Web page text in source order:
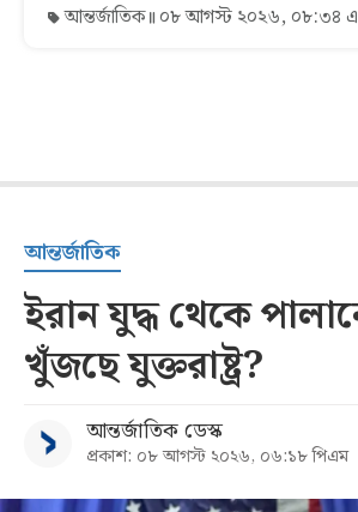
আন্তর্জাতিক ০৮ আগস্ট ২০২৬, ০৮:৩৪
আন্তর্জাতিক
ইরান যুদ্ধ থেকে
খুঁজছে যুক্তরাষ্ট্র?
আন্তর্জাতিক ডেস্ক
প্রকাশ: ০৮ আগস্ট ২০২৬, ০৬:১৮ পিএম